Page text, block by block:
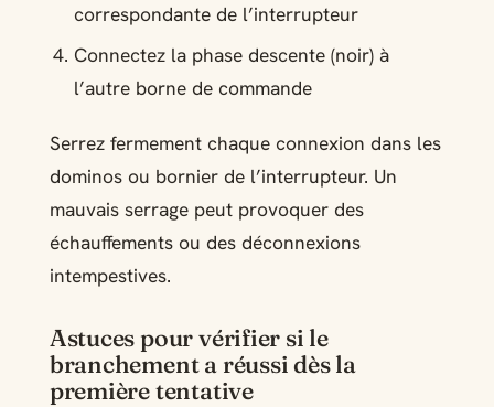
correspondante de l’interrupteur
Connectez la phase descente (noir) à
l’autre borne de commande
Serrez fermement chaque connexion dans les
dominos ou bornier de l’interrupteur. Un
mauvais serrage peut provoquer des
échauffements ou des déconnexions
intempestives.
Astuces pour vérifier si le
branchement a réussi dès la
première tentative